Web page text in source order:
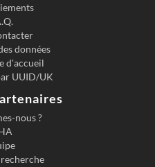
données
d'accueil
UUID/UK
nous ?